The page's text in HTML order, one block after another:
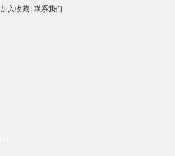
加入收藏 联系我们